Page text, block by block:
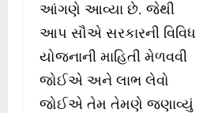
આંગણે આવ્યા છે. જેથી
આપ સૌએ સરકારની વિવિધ
યોજનાની માહિતી મેળવવી
જોઈએ અને લાભ લેવો
જોઈએ તેમ તેમણે જણાવ્યું